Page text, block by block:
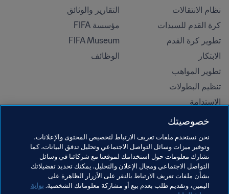
نظام الانتقالات
كرة القدم للسيدات
تطوير كرة القدم
الابتكار
تطوير المواهب
تنظيم البطولات
الاستدامة
حقوق الإنسان ومناهضة التمييز
المبادرات التعليمية
التقارير والوثائق
مؤسسة FIFA
FIFA Museum
الوظائف
خصوصيتك
نحن نستخدم ملفات تعريف الارتباط لتخصيص المحتوى والإعلانات،
وتوفير ميزات وسائل التواصل الاجتماعي وتحليل تدفق البيانات، كما
نشارك معلومات حول استخدامك لموقعنا مع شركائنا في وسائل
التواصل الاجتماعي ومجال الإعلان والتحليل. يمكنك تحديد تفضيلاتك
بشأن ملفات تعريف الارتباط بالنقر على الأزرار الظاهرة على
اليمين، وتقديم طلب بعدم بيع أو مشاركة معلوماتك الشخصية. بوابة